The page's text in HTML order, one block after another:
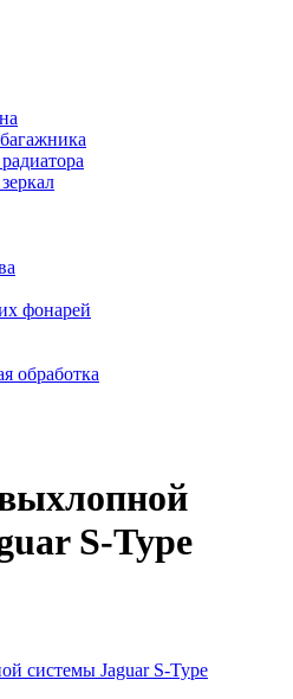
фонарей
обработка
S-Type
системы Jaguar S-Type